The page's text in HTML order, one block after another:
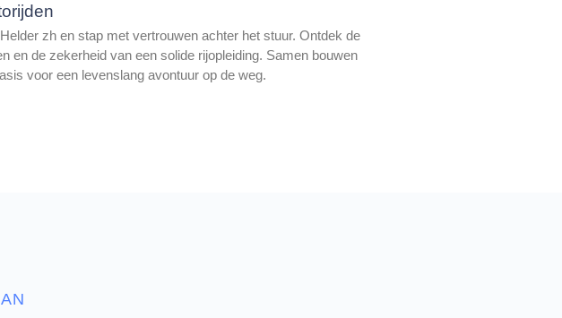
zh en stap met vertrouwen achter het stuur. Ontdek de
en de zekerheid van een solide rijopleiding. Samen bouwen
voor een levenslang avontuur op de weg.